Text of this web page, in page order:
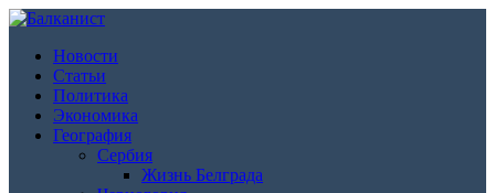
Новости
Статьи
Политика
Экономика
География
Сербия
Жизнь Белграда